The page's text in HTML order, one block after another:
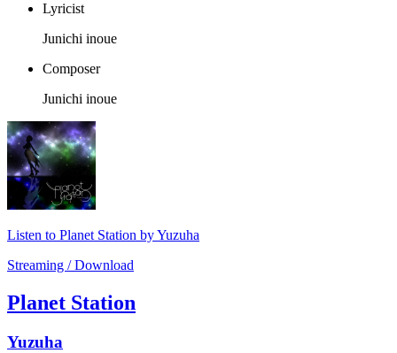
Lyricist
Junichi inoue
Composer
Junichi inoue
Listen to Planet Station by Yuzuha
Streaming / Download
Planet Station
Yuzuha